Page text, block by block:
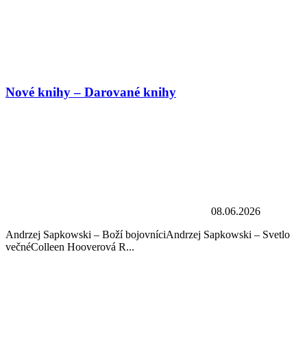
Nové knihy – Darované knihy
08.06.2026
Andrzej Sapkowski – Boží bojovníciAndrzej Sapkowski – Svetlo
večnéColleen Hooverová R...